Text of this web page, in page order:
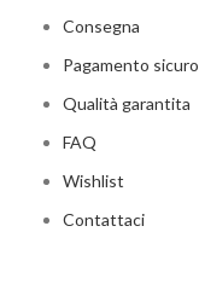
Consegna
Pagamento sicuro
Qualità garantita
FAQ
Wishlist
Contattaci